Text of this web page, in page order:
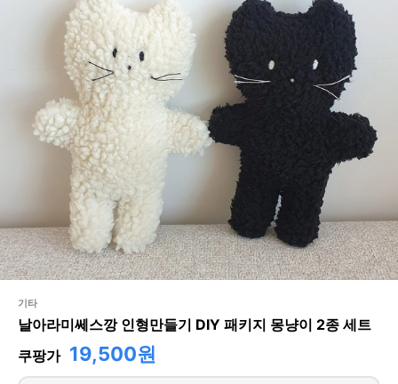
기타
날아라미쎄스깡 인형만들기 DIY 패키지 몽냥이 2종 세트
쿠팡가 19,500원